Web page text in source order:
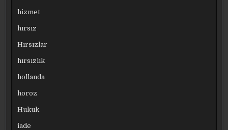
hizmet
hırsız
Hırsızlar
hırsızlık
hollanda
horoz
Hukuk
iade